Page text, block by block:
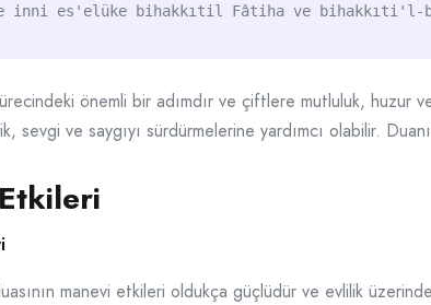
inni es'elüke bihakkıtil Fâtiha ve
önemli bir adımdır ve çiftlere mutluluk,
sevgi ve saygıyı sürdürmelerine yardımcı olabilir.
manevi etkileri oldukça güçlüdür ve evlilik